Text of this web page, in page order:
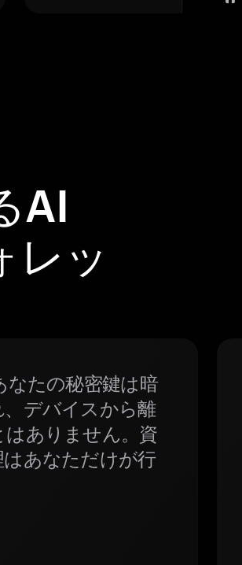
AI
レッ
なたの秘密鍵は暗
デバイスから離
はありません。資
あなただけが行